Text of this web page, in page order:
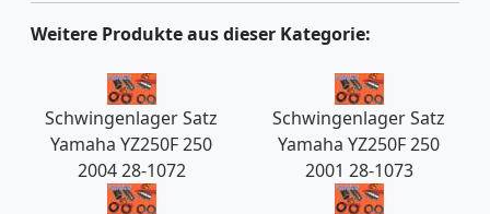
Weitere Produkte aus dieser Kategorie:
Schwingenlager Satz
Yamaha YZ250F 250
2004 28-1072
Schwingenlager Satz
Yamaha YZ250F 250
2001 28-1073